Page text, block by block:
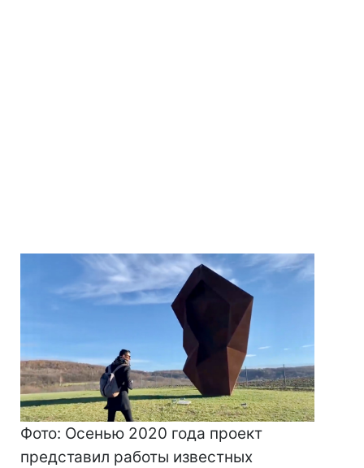
Фото: Осенью 2020 года проект
представил работы известных